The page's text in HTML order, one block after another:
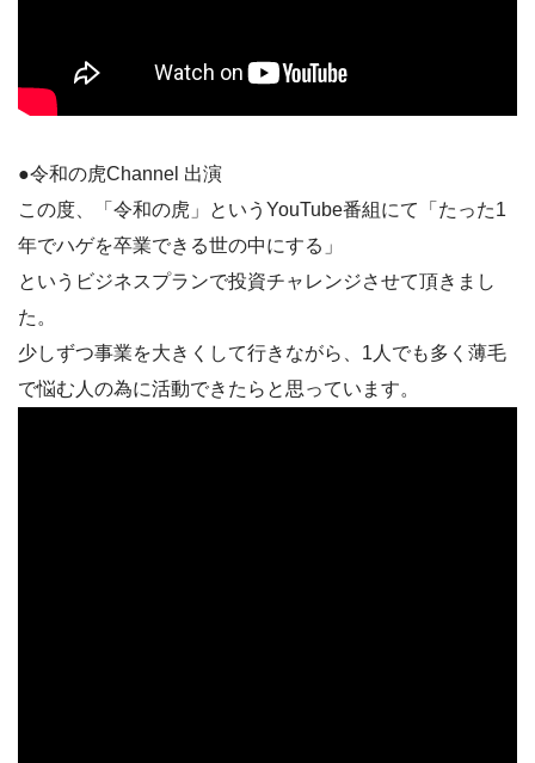
●令和の虎Channel 出演
この度、「令和の虎」というYouTube番組にて「たった1
年でハゲを卒業できる世の中にする」
というビジネスプランで投資チャレンジさせて頂きまし
た。
少しずつ事業を大きくして行きながら、1人でも多く薄毛
で悩む人の為に活動できたらと思っています。